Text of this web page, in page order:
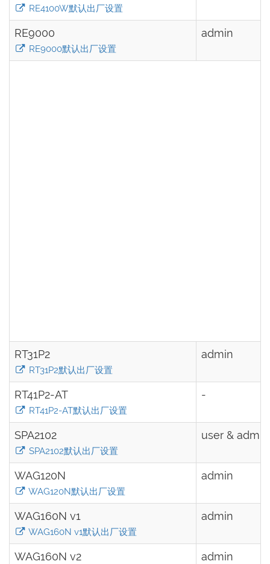
RE4100W默认出厂设置
RE9000
RE9000默认出厂设置
admin
RT31P2
RT31P2默认出厂设置
admin
RT41P2-AT
RT41P2-AT默认出厂设置
-
SPA2102
SPA2102默认出厂设置
user & admin
WAG120N
WAG120N默认出厂设置
admin
WAG160N v1
WAG160N v1默认出厂设置
admin
WAG160N v2 admin